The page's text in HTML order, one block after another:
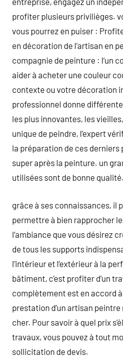
profiter plusieurs privilièges.
vous pourrez en puiser :
en décoration de l’artisan en
compagnie de peinture : l’un
aider à acheter une couleur
contexte ou votre décoration
professionnel donne
les plus innovantes, les
unique de peindre, l’expert
la préparation de ces
super après la peinture. un
utilisées sont de bonne qualité.
grâce à ses connaissances, il
permettre à bien rapprocher
l’ambiance que vous désirez
de tous les supports
l’intérieur et l’extérieur à la
bâtiment, c’est profiter d’un
complètement est en accord
prestation d’un artisan
cher. Pour savoir à quel prix
travaux, vous pouvez à tout
sollicitation de devis.